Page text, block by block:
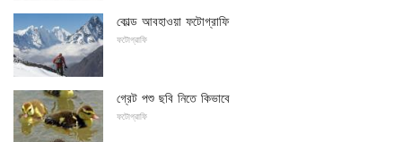
কোল্ড আবহাওয়া ফটোগ্রাফি
ফটোগ্রাফি
গ্রেট পশু ছবি নিতে কিভাবে
ফটোগ্রাফি